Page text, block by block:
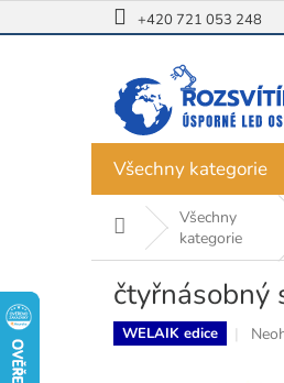
na
+420 721 053 248
Všechny kategorie
Domů Všechny
kategorie
čtyřnásobný
WELAIK edice